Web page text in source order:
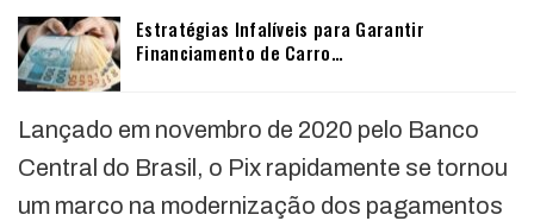
Estratégias Infalíveis para Garantir
Financiamento de Carro…
Lançado em novembro de 2020 pelo Banco
Central do Brasil, o Pix rapidamente se tornou
um marco na modernização dos pagamentos